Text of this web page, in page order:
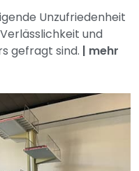
Unzufriedenheit
und
gefragt sind. | mehr